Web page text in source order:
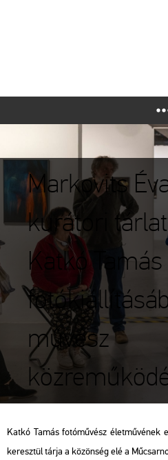
Markovits
kurátori
Katkó Tamás
művész
Katkó Tamás fo­tó­mű­vész élet­mű­vé­nek
ke­resz­tül tárja a kö­zön­ség elé a